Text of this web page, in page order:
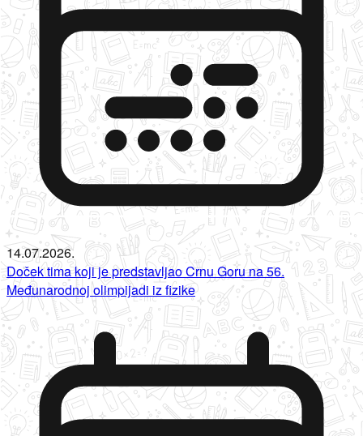
14.07.2026.
Doček tima koji je predstavljao Crnu Goru na 56.
Međunarodnoj olimpijadi iz fizike